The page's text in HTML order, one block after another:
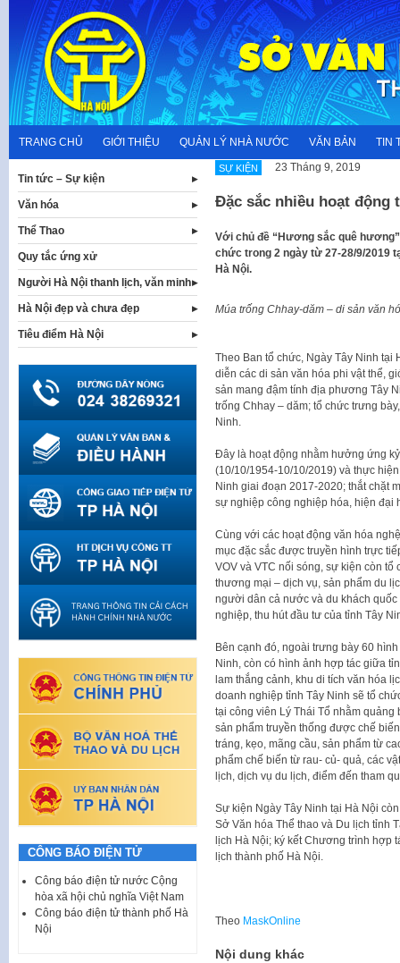
content
TRANG CHỦ GIỚI THIỆU QUẢN LÝ NHÀ NƯỚC VĂN BẢN TIN
SỰ KIỆN 23 Tháng 9, 2019
Đặc sắc nhiều hoạt động
Với chủ đề “Hương sắc quê
chức trong 2 ngày từ 27-28/9/2019
Hà Nội.
Múa trống Chhay-dăm – di sản văn
Theo Ban tổ chức, Ngày Tây Ninh
diễn các di sản văn hóa phi vật thể,
sản mang đậm tính địa phương Tây
trống Chhay – dăm; tổ chức trưng
Ninh.
Đây là hoạt động nhằm hưởng ứng
(10/10/1954-10/10/2019) và thực
Ninh giai đoạn 2017-2020; thắt chặt
sự nghiệp công nghiệp hóa, hiện đại
Cùng với các hoạt động văn hóa
mục đặc sắc được truyền hình trực
VOV và VTC nối sóng, sự kiện còn
thương mại – dịch vụ, sản phẩm du
người dân cả nước và du khách
nghiệp, thu hút đầu tư của tỉnh Tây
Bên cạnh đó, ngoài trưng bày 60
Ninh, còn có hình ảnh hợp tác giữa
lam thắng cảnh, khu di tích văn hóa
doanh nghiệp tỉnh Tây Ninh sẽ tổ
tại công viên Lý Thái Tổ nhằm
sản phẩm truyền thống được chế
tráng, kẹo, mãng cầu, sản phẩm từ
phẩm chế biến từ rau- củ- quả, các
lịch, dịch vụ du lịch, điểm đến tham
Sự kiện Ngày Tây Ninh tại Hà Nội
Sở Văn hóa Thể thao và Du lịch tỉnh
lịch Hà Nội; ký kết Chương trình hợp
lịch thành phố Hà Nội.
Theo MaskOnline
Nội dung khác
Tin tức – Sự kiện
Văn hóa
Thể Thao
Quy tắc ứng xử
Người Hà Nội thanh lịch, văn minh
Hà Nội đẹp và chưa đẹp
Tiêu điểm Hà Nội
CÔNG BÁO ĐIỆN TỬ
Công báo điện tử nước Cộng
hòa xã hội chủ nghĩa Việt Nam
Công báo điện tử thành phố Hà
Nội